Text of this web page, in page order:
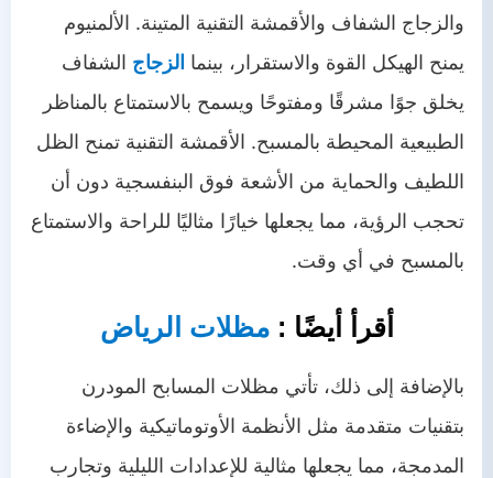
والزجاج الشفاف والأقمشة التقنية المتينة. الألمنيوم
يمنح الهيكل القوة والاستقرار، بينما الزجاج الشفاف
يخلق جوًا مشرقًا ومفتوحًا ويسمح بالاستمتاع بالمناظر
الطبيعية المحيطة بالمسبح. الأقمشة التقنية تمنح الظل
اللطيف والحماية من الأشعة فوق البنفسجية دون أن
تحجب الرؤية، مما يجعلها خيارًا مثاليًا للراحة والاستمتاع
بالمسبح في أي وقت.
أقرأ أيضًا :مظلات الرياض
بالإضافة إلى ذلك، تأتي مظلات المسابح المودرن
بتقنيات متقدمة مثل الأنظمة الأوتوماتيكية والإضاءة
المدمجة، مما يجعلها مثالية للإعدادات الليلية وتجارب